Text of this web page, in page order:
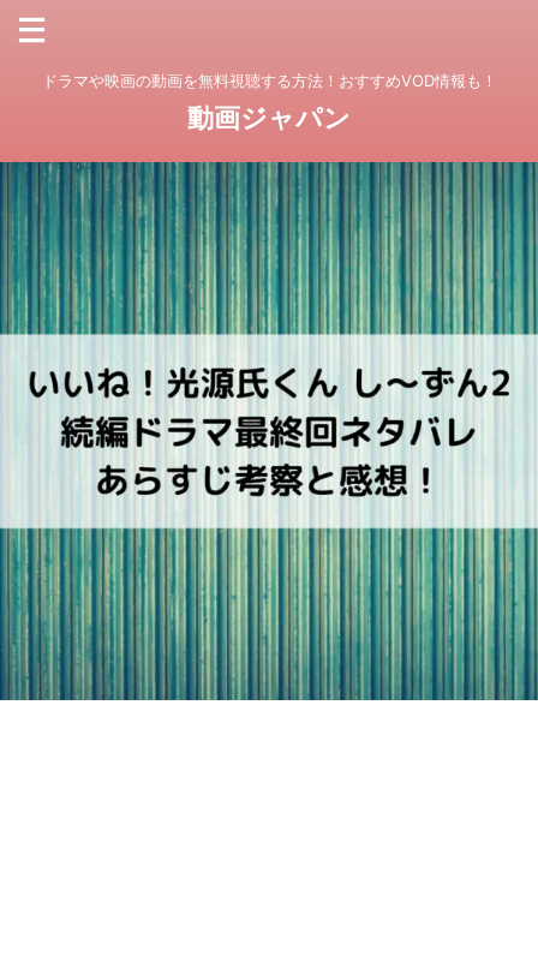
ドラマや映画の動画を無料視聴する方法！おすすめVOD情報も！
動画ジャパン